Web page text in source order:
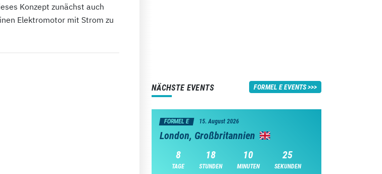
Konzept zunächst auch
Elektromotor mit Strom zu
NÄCHSTE EVENTS FORMEL E EVENTS
FORMEL E 15. August 2026
London, Großbritannien
8
TAGE
18
STUNDEN
10
MINUTEN
24
SEKUNDEN